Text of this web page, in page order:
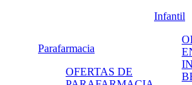
Parafarmacia
OFERTAS DE
Infantil